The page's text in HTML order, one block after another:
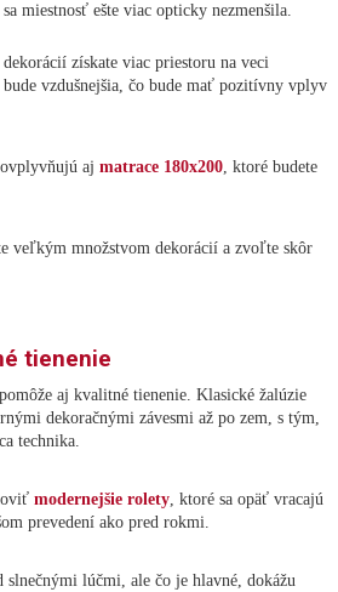
miestnosť ešte viac opticky nezmenšila.
získate viac priestoru na veci
vzdušnejšia, čo bude mať pozitívny vplyv
aj matrace 180x200, ktoré budete
veľkým množstvom dekorácií a zvoľte skôr
tienenie
aj kvalitné tienenie. Klasické žalúzie
dekoračnými závesmi až po zem, s tým,
technika.
modernejšie rolety, ktoré sa opäť vracajú
prevedení ako pred rokmi.
slnečnými lúčmi, ale čo je hlavné, dokážu